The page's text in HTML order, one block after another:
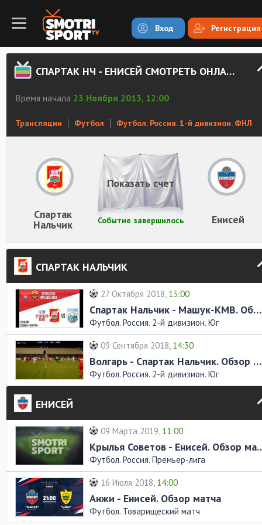
Вход Регистрация
СПАРТАК НЧ - ЕНИСЕЙ СМОТРЕТЬ ОНЛАЙН
Время начала 23 Ноября 2013, 12:00
Трансляции Футбол Футбол. Россия. 1-й дивизион. ФНЛ
Спартак
Нальчик Енисей
Событие завершилось
Показать счет
СПАРТАК НАЛЬЧИК
27 Октября 2018, 13:00
Спартак Нальчик - Машук-КМВ. Обзор матча
Футбол. Россия. 2-й дивизион. Юг
09 Сентября 2018, 14:30
Волгарь - Спартак Нальчик. Обзор матча
Футбол. Россия. 2-й дивизион. Юг
ЕНИСЕЙ
09 Марта 2019, 11:00
Крылья
Футбол. Россия. Премьер-лига
16 Июля 2018, 14:00
Анжи - Енисей. Обзор матча
Футбол. Товарищеский матч